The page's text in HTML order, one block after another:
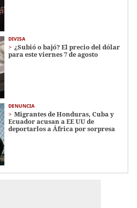
DIVISA
¿Subió o bajó? El precio del dólar
para este viernes 7 de agosto
DENUNCIA
Migrantes de Honduras, Cuba y
Ecuador acusan a EE UU de
deportarlos a África por sorpresa